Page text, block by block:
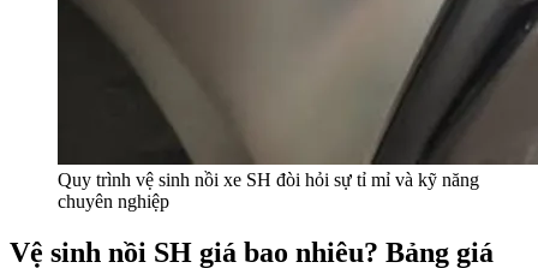
Quy trình vệ sinh nồi xe SH đòi hỏi sự tỉ mỉ và kỹ năng
chuyên nghiệp
Vệ sinh nồi SH giá bao nhiêu? Bảng giá